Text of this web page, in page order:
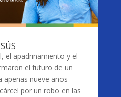
el apadrinamiento y el
el futuro de un
apenas nueve años
por un robo en las